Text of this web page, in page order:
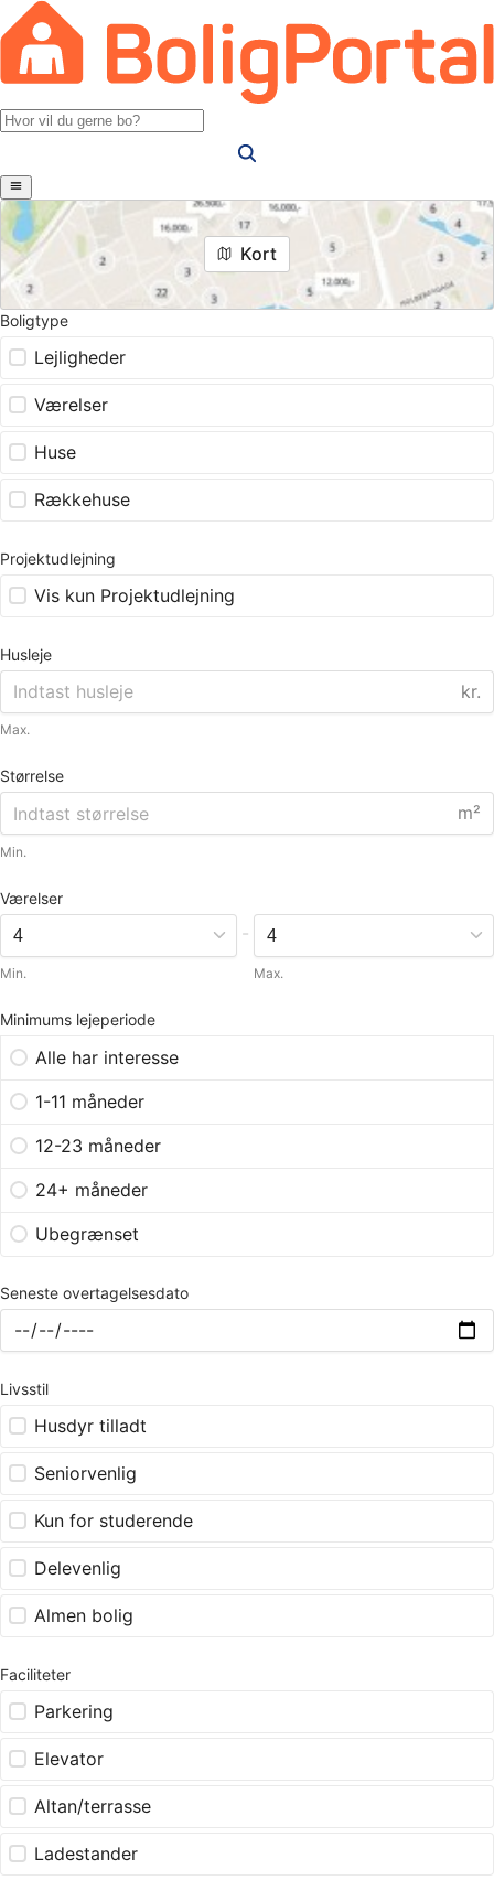
Kort
Boligtype
Lejligheder
Værelser
Huse
Rækkehuse
Projektudlejning
Vis kun Projektudlejning
Husleje
kr.
Max.
Størrelse
m²
Min.
Værelser
Min.
-
Max.
Minimums lejeperiode
Alle har interesse
1-11 måneder
12-23 måneder
24+ måneder
Ubegrænset
Seneste overtagelsesdato
Livsstil
Husdyr tilladt
Seniorvenlig
Kun for studerende
Delevenlig
Almen bolig
Faciliteter
Parkering
Elevator
Altan/terrasse
Ladestander